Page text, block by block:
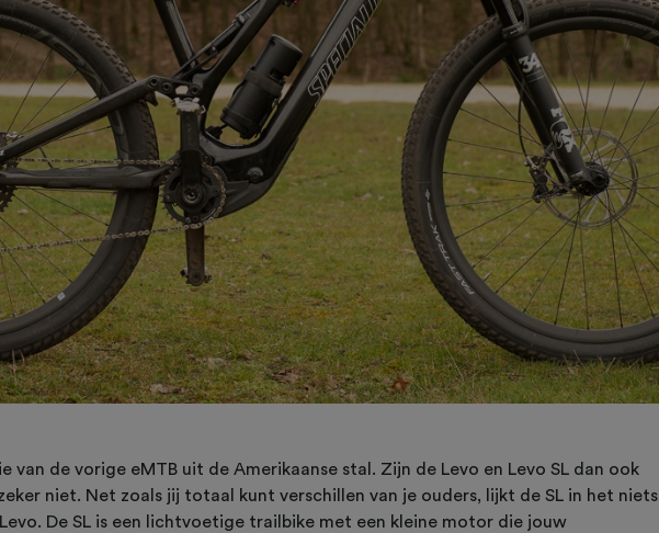
van de vorige eMTB uit de Amerikaanse stal. Zijn de Levo en Levo SL dan ook
niet. Net zoals jij totaal kunt verschillen van je ouders, lijkt de SL in het niets
Levo. De SL is een lichtvoetige trailbike met een kleine motor die jouw